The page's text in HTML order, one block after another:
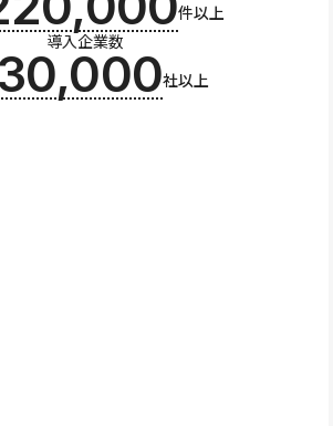
件以上
導入企業数
30,000社以上